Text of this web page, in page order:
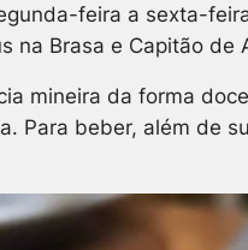
feira a sexta-
na Brasa e Capitão
mineira da forma
Para beber, além de